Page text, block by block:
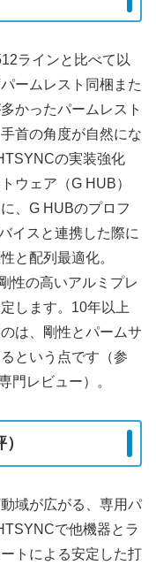
ラインと比べて以
ームレスト同梱また
かったパームレスト
首の角度が自然にな
の実装強化
ウェア（G HUB）
、G HUBのプロフ
イスと連携した際に
と配列最適化。
性の高いアルミプレ
します。10年以上
は、剛性とパームサ
という点です（参
門レビュー）。
域が広がる、専用パ
で他機器とラ
トによる安定した打